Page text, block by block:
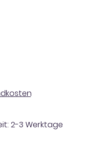
2-3 Werktage